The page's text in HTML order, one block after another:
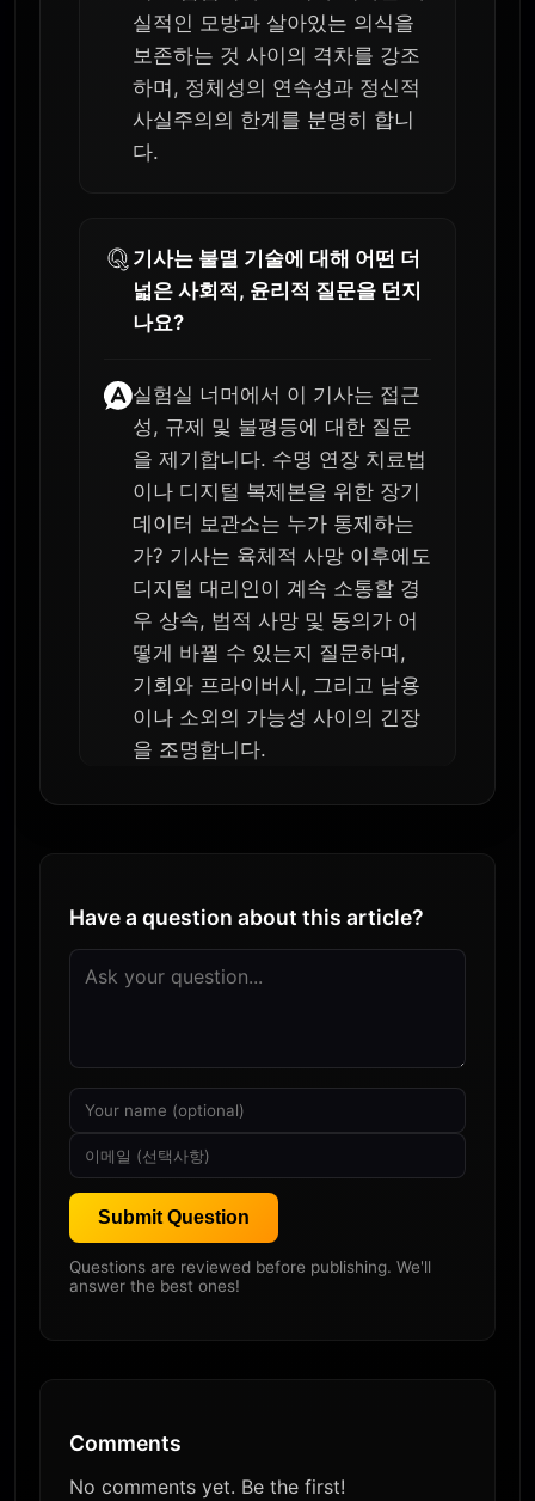
실적인 모방과 살아있는 의식을
보존하는 것 사이의 격차를 강조
하며, 정체성의 연속성과 정신적
사실주의의 한계를 분명히 합니
다.
기사는 불멸 기술에 대해 어떤 더
넓은 사회적, 윤리적 질문을 던지
나요?
실험실 너머에서 이 기사는 접근
성, 규제 및 불평등에 대한 질문
을 제기합니다. 수명 연장 치료법
이나 디지털 복제본을 위한 장기
데이터 보관소는 누가 통제하는
가? 기사는 육체적 사망 이후에도
디지털 대리인이 계속 소통할 경
우 상속, 법적 사망 및 동의가 어
떻게 바뀔 수 있는지 질문하며,
기회와 프라이버시, 그리고 남용
이나 소외의 가능성 사이의 긴장
을 조명합니다.
Have a question about this article?
Submit Question
Questions are reviewed before publishing. We'll
answer the best ones!
Comments
No comments yet. Be the first!